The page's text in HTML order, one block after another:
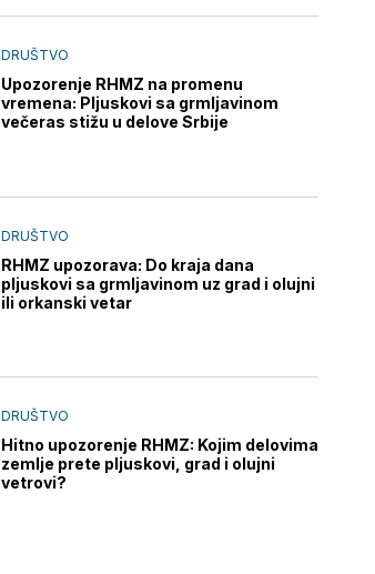
DRUŠTVO
Upozorenje RHMZ na promenu
vremena: Pljuskovi sa grmljavinom
večeras stižu u delove Srbije
DRUŠTVO
RHMZ upozorava: Do kraja dana
pljuskovi sa grmljavinom uz grad i olujni
ili orkanski vetar
DRUŠTVO
Hitno upozorenje RHMZ: Kojim delovima
zemlje prete pljuskovi, grad i olujni
vetrovi?